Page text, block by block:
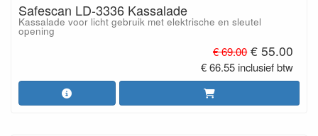
Safescan LD-3336 Kassalade
Kassalade voor licht gebruik met elektrische en sleutel
opening
€ 69.00 € 55.00
€ 66.55 inclusief btw